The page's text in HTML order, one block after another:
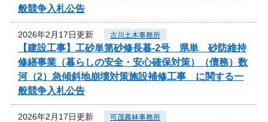
般競争入札公告
2026年2月17日更新 古川土木事務所
【建設工事】工砂単第砂修長暮-2号 県単 砂防維持
修繕事業（暮らしの安全・安心確保対策）（債務）数
河（2）急傾斜地崩壊対策施設補修工事 に関する一
般競争入札公告
2026年2月17日更新 可茂農林事務所